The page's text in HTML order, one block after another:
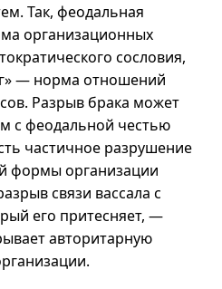
Так, феодальная
организационных
сословия,
— норма отношений
Разрыв брака может
с феодальной честью
частичное разрушение
формы организации
связи вассала с
его притесняет, —
авторитарную